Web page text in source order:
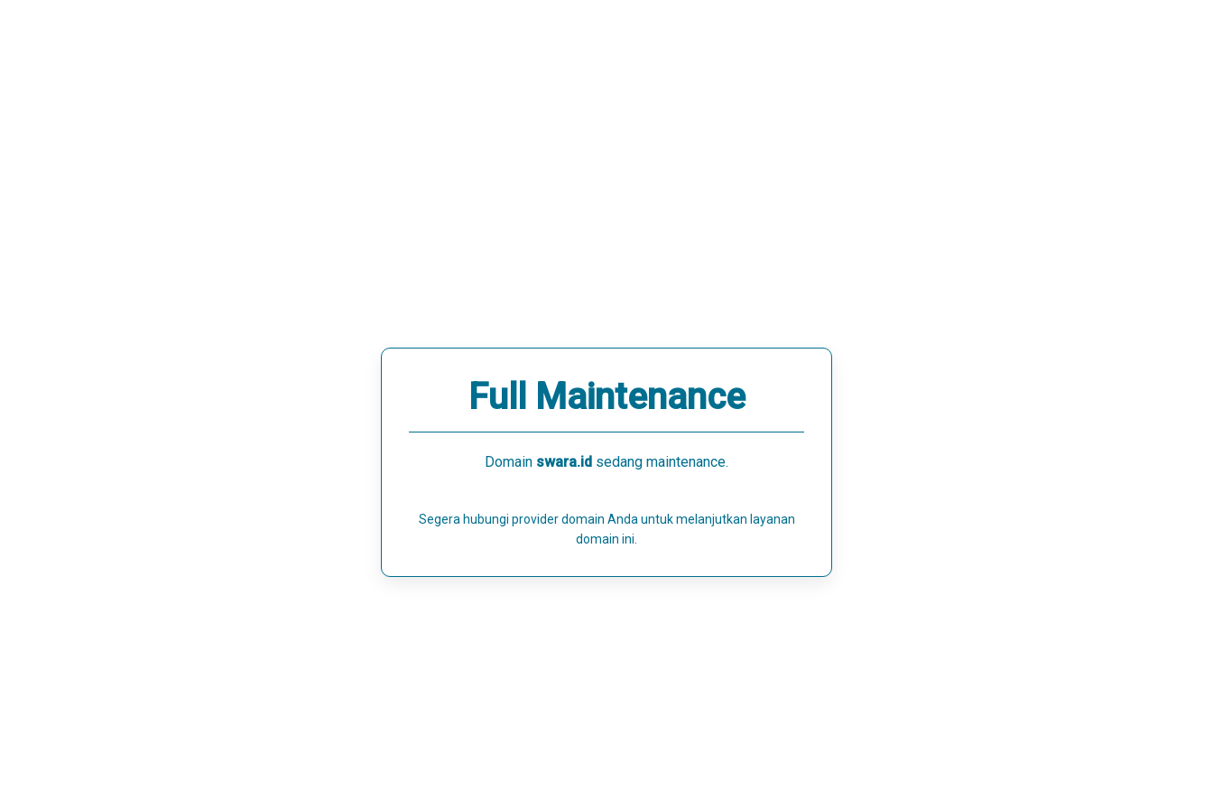
Full Maintenance
Domain swara.id sedang maintenance.
Segera hubungi provider domain Anda untuk melanjutkan layanan
domain ini.